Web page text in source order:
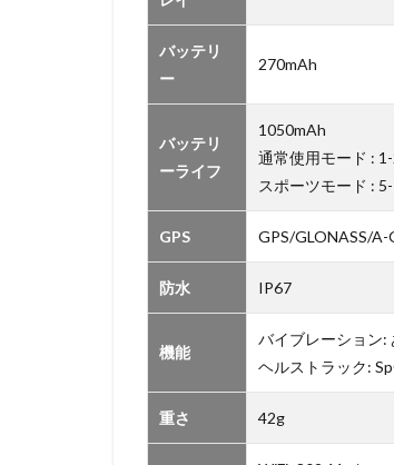
バッテリ
ー
270mAh
バッテリ
ーライフ
1050mAh
通常使用モード :
スポーツモード :
GPS GPS/GLONASS/A-
防水 IP67
機能
バイブレーション:
ヘルストラック:
重さ 42g